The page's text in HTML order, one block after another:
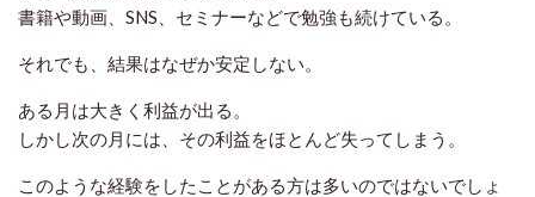
書籍や動画、SNS、セミナーなどで勉強も続けている。
それでも、結果はなぜか安定しない。
ある月は大きく利益が出る。
しかし次の月には、その利益をほとんど失ってしまう。
このような経験をしたことがある方は多いのではないでしょ